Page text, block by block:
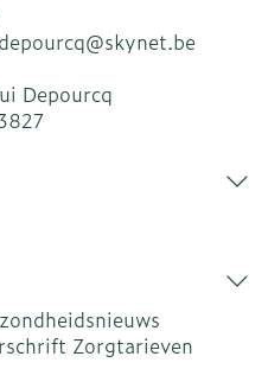
skynet.be
Depourcq
Zorgtarieven